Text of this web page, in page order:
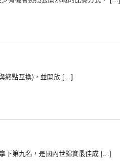
終點互換)，並開放 […]
下第九名，是國內世錦賽最佳成 […]